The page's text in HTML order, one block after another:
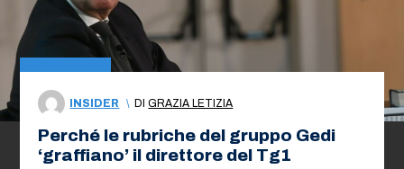
INSIDER \ DIGRAZIA LETIZIA
Perché le rubriche del gruppo Gedi
‘graffiano’ il direttore del Tg1